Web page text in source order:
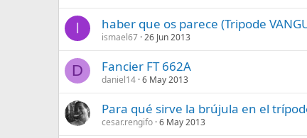
I haber que os parece (Tripode
ismael67 26 Jun 2013
D Fancier FT 662A
daniel14 6 May 2013
Para qué sirve la brújula en el
cesar.rengifo 6 May 2013